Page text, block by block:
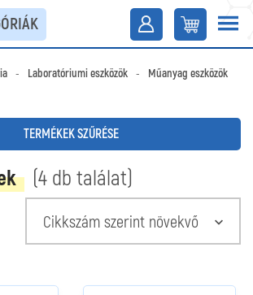
- Laboratóriumi eszközök -
Műanyag eszközök
TERMÉKEK SZŰRÉSE
(4 db találat)
Cikkszám szerint növekvő